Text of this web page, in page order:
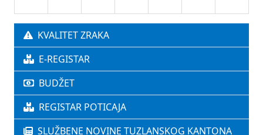
KVALITET ZRAKA
E-REGISTAR
BUDŽET
REGISTAR POTICAJA
SLUŽBENE NOVINE TUZLANSKOG KANTONA